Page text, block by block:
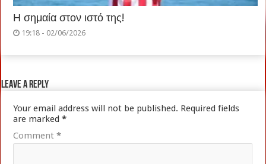
Η σημαία στον ιστό της!
19:18 - 02/06/2026
Leave a Reply
Your email address will not be published. Required fields
are marked*
Comment*